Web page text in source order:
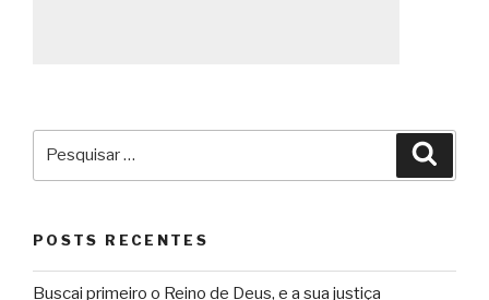
POSTS RECENTES
Buscai primeiro o Reino de Deus, e a sua justiça